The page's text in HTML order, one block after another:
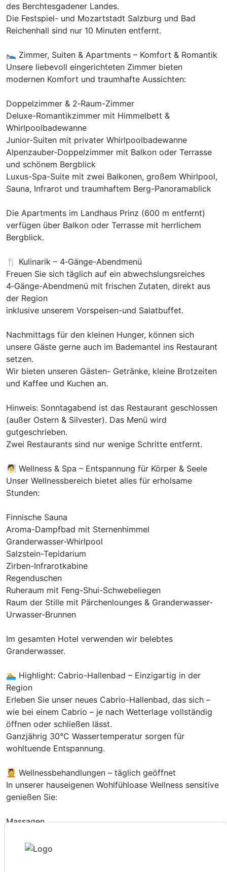
Ausstattung
Zusatznächte
Für 8 Tage p.P. ab875,00 €
2 Erwachsene
Ausstattung
Für 8 Tage
Doppelzimmer mit Balkon
2 Erwachsene
Ausstattung
Für 8 Tage
des Berchtesgadener Landes.
Die Festspiel- und Mozartstadt Salzburg und Bad
Reichenhall sind nur 10 Minuten entfernt.
🛌 Zimmer, Suiten & Apartments – Komfort & Romantik
Unsere liebevoll eingerichteten Zimmer bieten
modernen Komfort und traumhafte Aussichten:
Doppelzimmer & 2‑Raum-Zimmer
Deluxe-Romantikzimmer mit Himmelbett &
Whirlpoolbadewanne
Junior-Suiten mit privater Whirlpoolbadewanne
Alpenzauber-Doppelzimmer mit Balkon oder Terrasse
und schönem Bergblick
Luxus-Spa-Suite mit zwei Balkonen, großem Whirlpool,
Sauna, Infrarot und traumhaftem Berg-Panoramablick
Die Apartments im Landhaus Prinz (600 m entfernt)
verfügen über Balkon oder Terrasse mit herrlichem
Bergblick.
🍴 Kulinarik – 4‑Gänge-Abendmenü
Freuen Sie sich täglich auf ein abwechslungsreiches
4‑Gänge-Abendmenü mit frischen Zutaten, direkt aus
der Region
inklusive unserem Vorspeisen-und Salatbuffet.
Nachmittags für den kleinen Hunger, können sich
unsere Gäste gerne auch im Bademantel ins Restaurant
setzen.
Wir bieten unseren Gästen- Getränke, kleine Brotzeiten
und Kaffee und Kuchen an.
Hinweis: Sonntagabend ist das Restaurant geschlossen
(außer Ostern & Silvester). Das Menü wird
gutgeschrieben.
Zwei Restaurants sind nur wenige Schritte entfernt.
🧖 Wellness & Spa – Entspannung für Körper & Seele
Unser Wellnessbereich bietet alles für erholsame
Stunden:
Finnische Sauna
Aroma-Dampfbad mit Sternenhimmel
Granderwasser-Whirlpool
Salzstein-Tepidarium
Zirben-Infrarotkabine
Regenduschen
Ruheraum mit Feng-Shui-Schwebeliegen
Raum der Stille mit Pärchenlounges & Granderwasser-
Urwasser-Brunnen
Im gesamten Hotel verwenden wir belebtes
Granderwasser.
🏊 Highlight: Cabrio-Hallenbad – Einzigartig in der
Region
Erleben Sie unser neues Cabrio-Hallenbad, das sich –
wie bei einem Cabrio – je nach Wetterlage vollständig
öffnen oder schließen lässt.
Ganzjährig 30°C Wassertemperatur sorgen für
wohltuende Entspannung.
💆 Wellnessbehandlungen – täglich geöffnet
In unserer hauseigenen Wohlfühloase Wellness sensitive
genießen Sie:
Massagen
Ayurvedaanwendungen